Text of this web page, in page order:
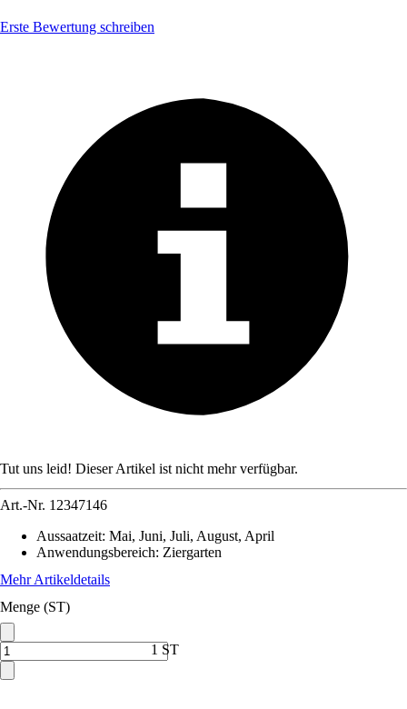
Erste Bewertung schreiben
Tut uns leid! Dieser Artikel ist nicht mehr verfügbar.
Art.-Nr. 12347146
Aussaatzeit: Mai, Juni, Juli, August, April
Anwendungsbereich: Ziergarten
Mehr Artikeldetails
Menge (ST)
1 ST